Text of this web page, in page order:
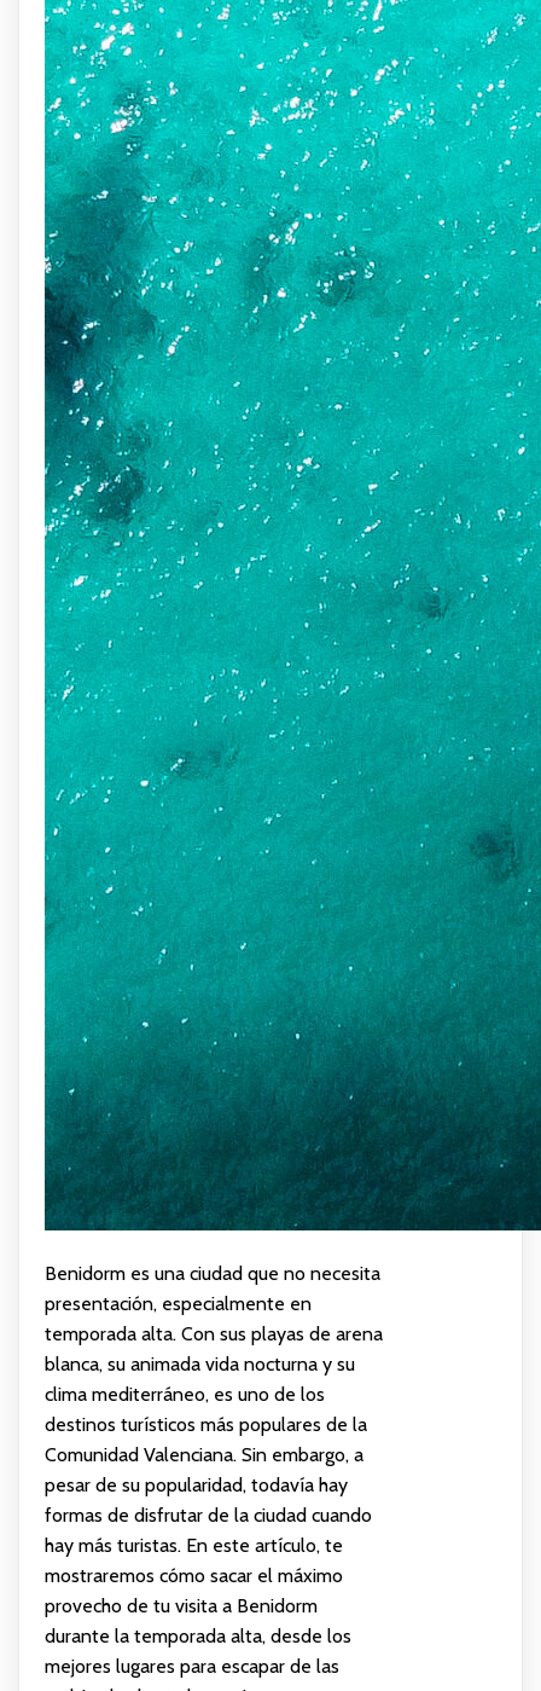
Benidorm es una ciudad que no necesita
presentación, especialmente en
temporada alta. Con sus playas de arena
blanca, su animada vida nocturna y su
clima mediterráneo, es uno de los
destinos turísticos más populares de la
Comunidad Valenciana. Sin embargo, a
pesar de su popularidad, todavía hay
formas de disfrutar de la ciudad cuando
hay más turistas. En este artículo, te
mostraremos cómo sacar el máximo
provecho de tu visita a Benidorm
durante la temporada alta, desde los
mejores lugares para escapar de las